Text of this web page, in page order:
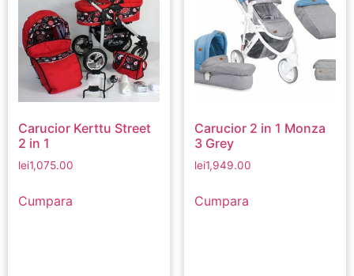
Carucior Kerttu Street
2 in 1
lei1,075.00
Cumpara
Carucior 2 in 1 Monza
3 Grey
lei1,949.00
Cumpara